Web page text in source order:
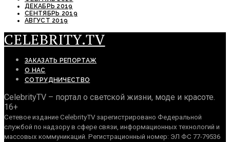
ДЕКАБРЬ 2019
СЕНТЯБРЬ 2019
АВГУСТ 2019
CELEBRITY.TV
ЗАКАЗАТЬ РЕПОРТАЖ
О НАС
СОТРУДНИЧЕСТВО
CelebrityTV – портал о светской жизни, моде и красоте.
16+
Сетевое издание CelebrityTV зарегистрировано Федеральной
службой по надзору в сфере связи, информационных технологий и
массовых коммуникаций. Регистрационный номер: ЭЛ ФС 77-79536